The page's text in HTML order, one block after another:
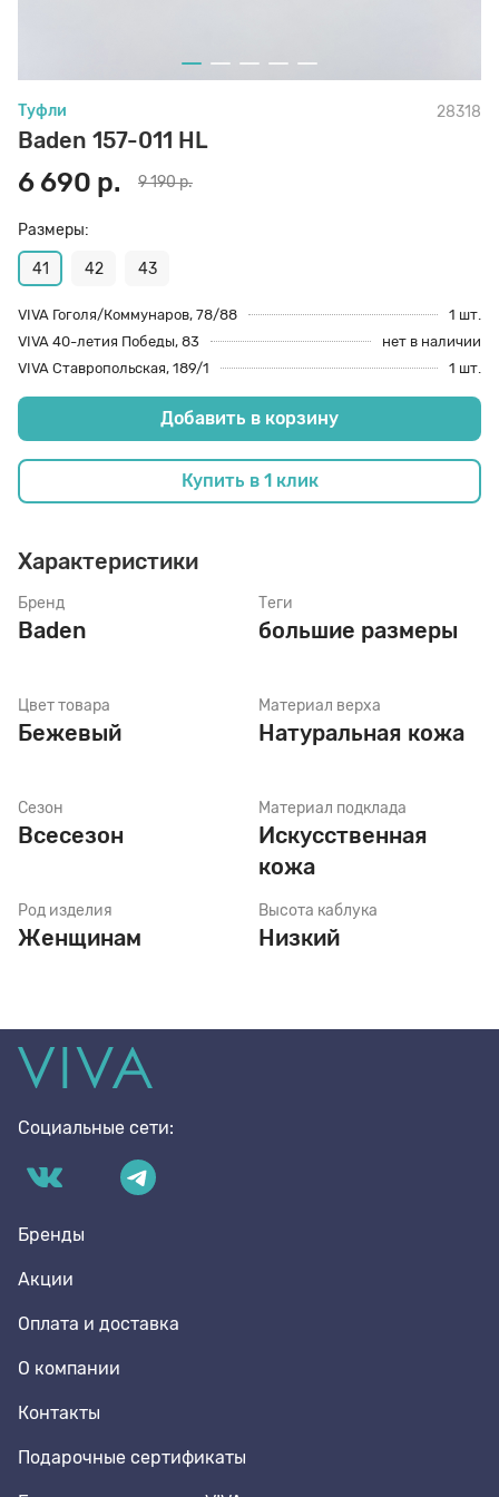
Туфли 28318
Baden 157-011 HL
6 690 р. 9 190 р.
Размеры:
41 42 43
VIVA Гоголя/Коммунаров, 78/88
1 шт.
VIVA 40-летия Победы, 83
нет в наличии
VIVA Ставропольская, 189/1
1 шт.
Добавить в корзину
Купить в 1 клик
Характеристики
Бренд
Baden
Цвет товара
Бежевый
Сезон
Всесезон
Род изделия
Женщинам
Теги
большие размеры
Материал верха
Натуральная кожа
Материал подклада
Искусственная
кожа
Высота каблука
Низкий
Социальные сети:
Бренды
Акции
Оплата и доставка
О компании
Контакты
Подарочные сертификаты
8 den
Полустельки
Пропитка
Пяткоудерживатели
Растяжитель и Очиститель
Салфетки
Стельки
Щетки